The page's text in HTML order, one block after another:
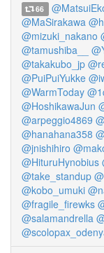
66
@MaSirakawa
@mizuki_nakano
@tamushiba__
@takakubo_jp
@PuiPuiYukke
@WarmToday
@HoshikawaJun
@arpeggio4869
@hanahana358
@jnishihiro
@HituruHynobius
@take_standup
@kobo_umuki
@fragile_firewks
@salamandrella